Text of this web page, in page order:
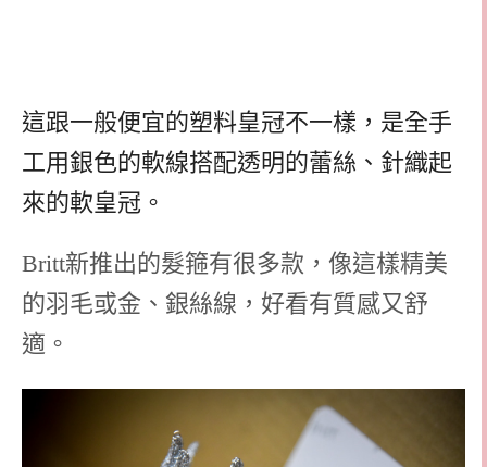
這跟一般便宜的塑料皇冠不一樣，是全手
工用銀色的軟線搭配透明的蕾絲、針織起
來的軟皇冠。
Britt新推出的髮箍有很多款，像這樣精美
的羽毛或金、銀絲線，好看有質感又舒
適。